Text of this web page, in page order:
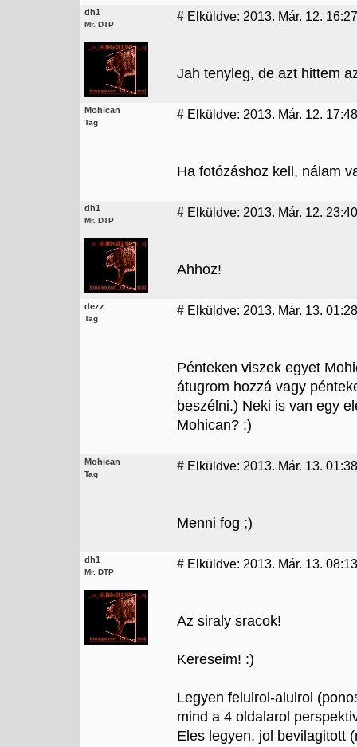
dh1
Mr. DTP
# Elküldve: 2013. Már. 12. 16:27
Jah tenyleg, de azt hittem
Mohican
Tag
# Elküldve: 2013. Már. 12. 17:48
Ha fotózáshoz kell, nálam
dh1
Mr. DTP
# Elküldve: 2013. Már. 12. 23:40
Ahhoz!
dezz
Tag
# Elküldve: 2013. Már. 13. 01:28
Pénteken viszek egyet
átugrom hozzá vagy
beszélni.) Neki is van egy
Mohican? :)
Mohican
Tag
# Elküldve: 2013. Már. 13. 01:38
Menni fog ;)
dh1
Mr. DTP
# Elküldve: 2013. Már. 13. 08:13
Az siraly sracok!
Kereseim! :)
Legyen felulrol-alulrol
mind a 4 oldalarol
Eles legyen, jol bevilagitott